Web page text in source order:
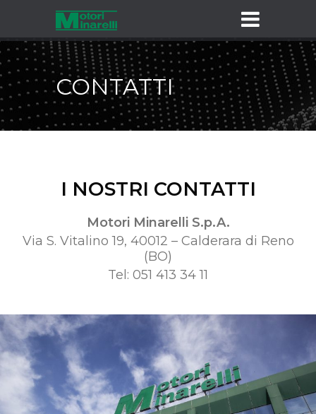
CONTATTI
I NOSTRI CONTATTI
Motori Minarelli S.p.A.
Via S. Vitalino 19, 40012 – Calderara di Reno
(BO)
Tel: 051 413 34 11